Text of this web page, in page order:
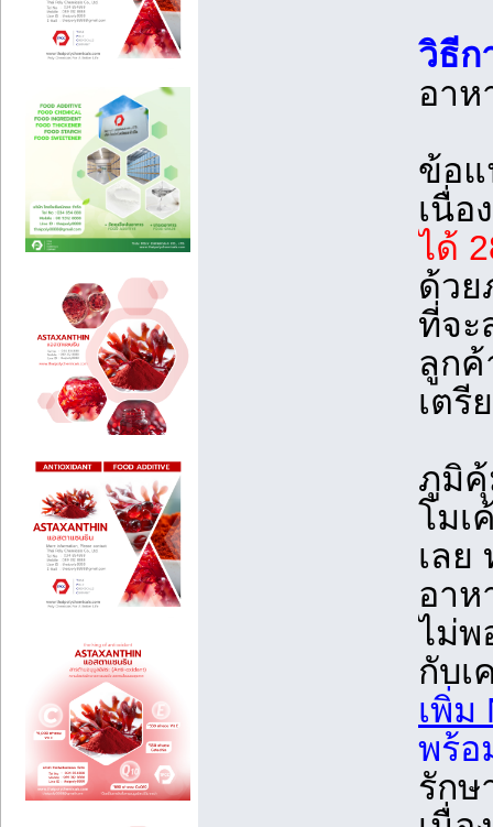
วิธี
อาห
ข้อ
เนื่อ
ได้
ด้วย
ที่จะ
ลูกค้
เตรี
ภูมิคุ้
โมเ
เลย
อาห
ไม่พ
กับเ
เพิ่ม
พร้อ
รักษ